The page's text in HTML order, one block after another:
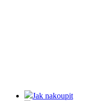
Jak nakoupit